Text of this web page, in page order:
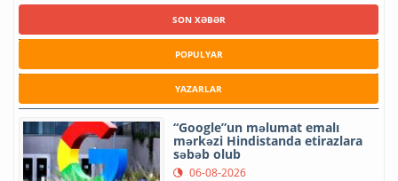
SON XƏBƏR
POPULYAR
YAZARLAR
“Google”un məlumat emalı
mərkəzi Hindistanda etirazlara
səbəb olub
06-08-2026